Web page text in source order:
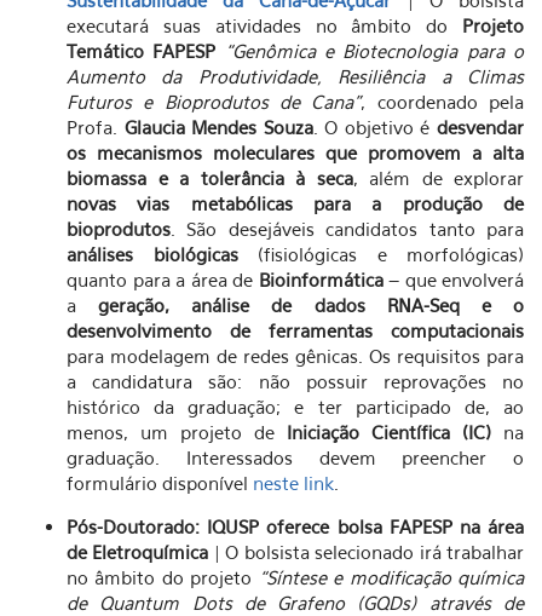
executará suas atividades no âmbito do Projeto
Temático FAPESP
“Genômica e Biotecnologia para o
Aumento da Produtividade, Resiliência a Climas
Futuros e Bioprodutos de Cana”, coordenado pela
Profa. Glaucia Mendes Souza. O objetivo édesvendar
os mecanismos moleculares que promovem a alta
biomassa e a tolerância à seca, além de explorar
novas vias metabólicas para a produção de
bioprodutos . São desejáveis candidatos tanto para
análises biológicas(fisiológicas e morfológicas)
quanto para a área de Bioinformática – que envolverá
ageração, análise de dados RNA-Seq e o
desenvolvimento de ferramentas computacionais
para modelagem de redes gênicas. Os requisitos para
a candidatura são: não possuir reprovações no
histórico da graduação; e ter participado de, ao
menos, um projeto de Iniciação Científica (IC) na
graduação. Interessados devem preencher o
formulário disponível neste link
Pós-Doutorado: IQUSP oferece bolsa FAPESP na área
de Eletroquímica | O bolsista selecionado irá trabalhar
no âmbito do projeto “Síntese e modificação química
de Quantum Dots de Grafeno (GQDs) através de